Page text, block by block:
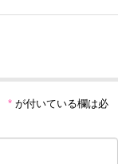
* が付いている欄は必